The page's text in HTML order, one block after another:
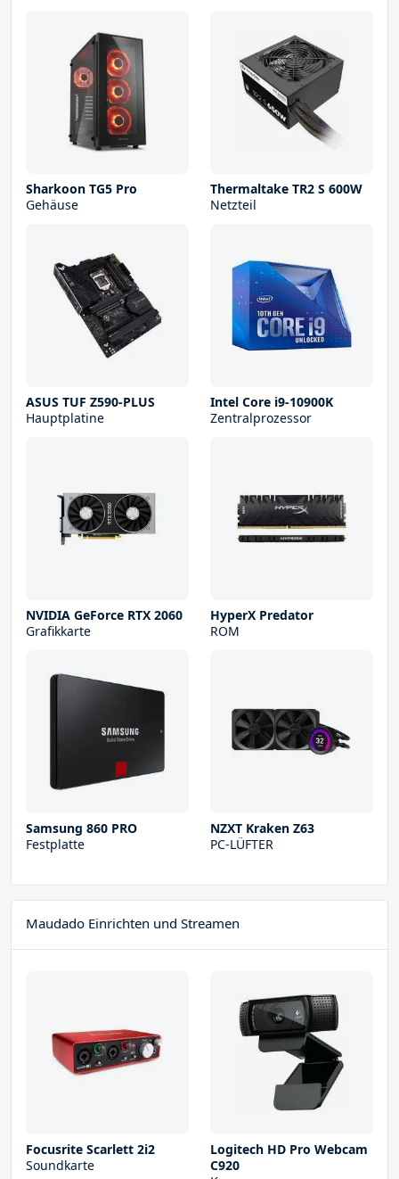
Sharkoon TG5 Pro
Gehäuse
Thermaltake TR2 S 600W
Netzteil
ASUS TUF Z590-PLUS
Hauptplatine
Intel Core i9-10900K
Zentralprozessor
NVIDIA GeForce RTX 2060
Grafikkarte
HyperX Predator
ROM
Samsung 860 PRO
Festplatte
NZXT Kraken Z63
PC-LÜFTER
Maudado Einrichten und Streamen
Focusrite Scarlett 2i2
Soundkarte
Logitech HD Pro Webcam
C920